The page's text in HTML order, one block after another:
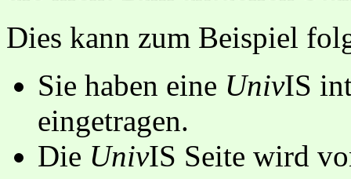
Dies kann zum Beispiel
Sie haben eine UnivIS
eingetragen.
Die UnivIS Seite wird